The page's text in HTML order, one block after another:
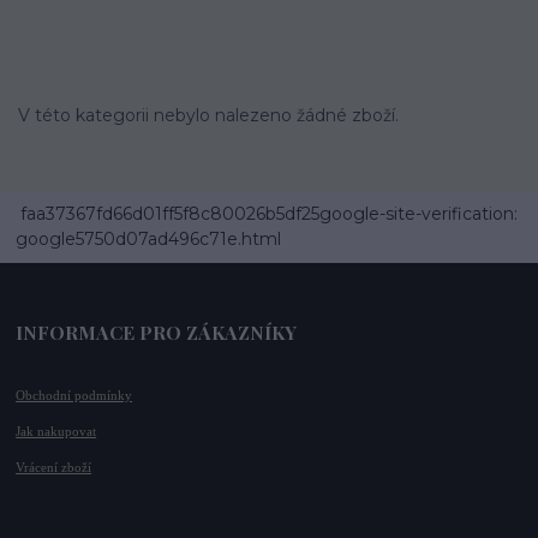
V této kategorii nebylo nalezeno žádné zboží.
faa37367fd66d01ff5f8c80026b5df25google-site-verification:
google5750d07ad496c71e.html
INFORMACE PRO ZÁKAZNÍKY
Obchodní podmínky
Jak nakupovat
Vrácení zboží